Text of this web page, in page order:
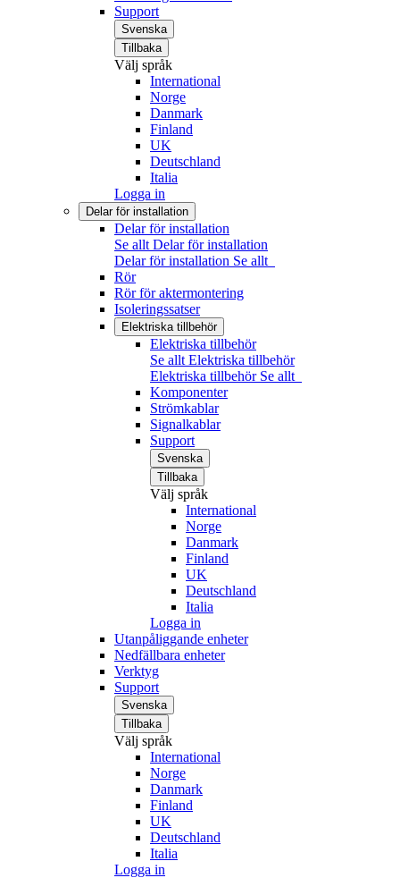
Support
Svenska
Tillbaka
Välj språk
International
Norge
Danmark
Finland
UK
Deutschland
Italia
Logga in
Delar för installation
Delar för installation
Se allt Delar för installation
Delar för installation Se allt
Rör
Rör för aktermontering
Isoleringssatser
Elektriska tillbehör
Elektriska tillbehör
Se allt Elektriska tillbehör
Elektriska tillbehör Se allt
Komponenter
Strömkablar
Signalkablar
Support
Svenska
Tillbaka
Välj språk
International
Norge
Danmark
Finland
UK
Deutschland
Italia
Logga in
Utanpåliggande enheter
Nedfällbara enheter
Verktyg
Support
Svenska
Tillbaka
Välj språk
International
Norge
Danmark
Finland
UK
Deutschland
Italia
Logga in